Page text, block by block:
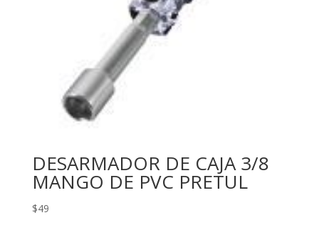
DESARMADOR DE CAJA 3/8
MANGO DE PVC PRETUL
$49